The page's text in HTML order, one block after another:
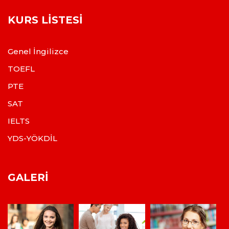
KURS LISTESI
Genel İngilizce
TOEFL
PTE
SAT
IELTS
YDS-YÖKDİL
GALERI